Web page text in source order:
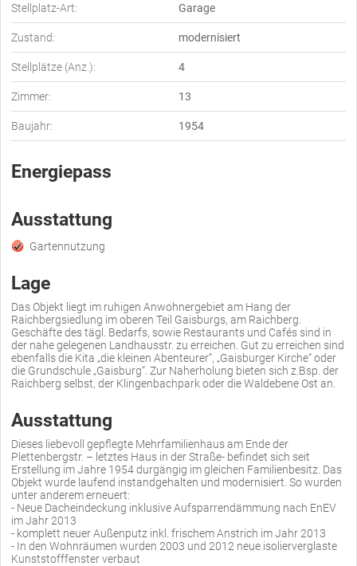
Stellplatz-Art: Garage
Zustand: modernisiert
Stellplätze (Anz.): 4
Zimmer: 13
Baujahr: 1954
Energiepass
Ausstattung
Gartennutzung
Lage
Das Objekt liegt im ruhigen Anwohnergebiet am Hang der
Raichbergsiedlung im oberen Teil Gaisburgs, am Raichberg.
Geschäfte des tägl. Bedarfs, sowie Restaurants und Cafés sind in
der nahe gelegenen Landhausstr. zu erreichen. Gut zu erreichen sind
ebenfalls die Kita „die kleinen Abenteurer“, „Gaisburger Kirche“ oder
die Grundschule „Gaisburg“. Zur Naherholung bieten sich z.Bsp. der
Raichberg selbst, der Klingenbachpark oder die Waldebene Ost an.
Ausstattung
Dieses liebevoll gepflegte Mehrfamilienhaus am Ende der
Plettenbergstr. – letztes Haus in der Straße- befindet sich seit
Erstellung im Jahre 1954 durgängig im gleichen Familienbesitz. Das
Objekt wurde laufend instandgehalten und modernisiert. So wurden
unter anderem erneuert:
- Neue Dacheindeckung inklusive Aufsparrendämmung nach EnEV
im Jahr 2013
- komplett neuer Außenputz inkl. frischem Anstrich im Jahr 2013
- In den Wohnräumen wurden 2003 und 2012 neue isolierverglaste
Kunststofffenster verbaut